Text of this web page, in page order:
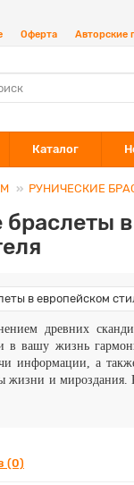
Оферта Авторские
Каталог
РУНИЧЕСКИЕ
браслеты
древних
в вашу жизнь
информации, а
жизни и мироздания.
(0)